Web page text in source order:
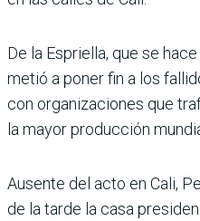
De la Espriella, que se
metió a poner fin a los
con organizaciones que
la mayor producción
Ausente del acto en Cali,
de la tarde la casa